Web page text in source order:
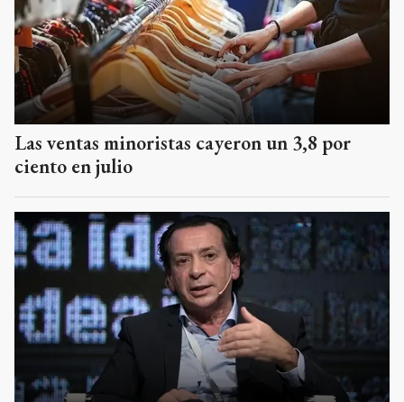
Las ventas minoristas cayeron un 3,8 por
ciento en julio